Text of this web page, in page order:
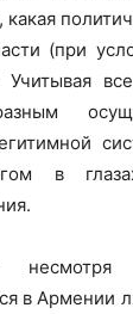
(при
Учитывая
в
в Армении